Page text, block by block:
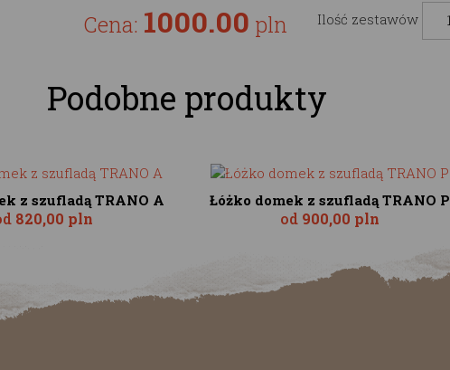
Cena: 1000.00 pln Ilość zestawów
Podobne produkty
z szufladą TRANO A
820,00 pln
Łóżko domek z szufladą TRANO P
od 900,00 pln